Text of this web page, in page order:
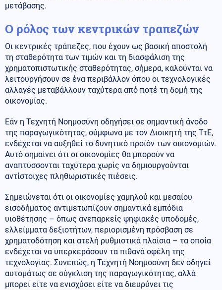
μετάβασης.
Ο ρόλος των κεντρικών τραπεζών
Οι κεντρικές τράπεζες, που έχουν ως βασική αποστολή
τη σταθερότητα των τιμών και τη διασφάλιση της
χρηματοπιστωτικής σταθερότητας, σήμερα, καλούνται να
λειτουργήσουν σε ένα περιβάλλον όπου οι τεχνολογικές
αλλαγές μεταβάλλουν ταχύτερα από ποτέ τη δομή της
οικονομίας.
Εάν η Τεχνητή Νοημοσύνη οδηγήσει σε σημαντική άνοδο
της παραγωγικότητας, σύμφωνα με τον Διοικητή της ΤτΕ,
ενδέχεται να αυξηθεί το δυνητικό προϊόν των οικονομιών.
Αυτό σημαίνει ότι οι οικονομίες θα μπορούν να
αναπτύσσονται ταχύτερα χωρίς να δημιουργούνται
αντίστοιχες πληθωριστικές πιέσεις.
Σημειώνεται ότι οι οικονομίες χαμηλού και μεσαίου
εισοδήματος αντιμετωπίζουν σημαντικά εμπόδια
υιοθέτησης – όπως ανεπαρκείς ψηφιακές υποδομές,
ελλείμματα δεξιοτήτων, περιορισμένη πρόσβαση σε
χρηματοδότηση και ατελή ρυθμιστικά πλαίσια – τα οποία
ενδέχεται να υπερκεράσουν τα πιθανά οφέλη της
τεχνολογίας. Συνεπώς, η Τεχνητή Νοημοσύνη δεν οδηγεί
αυτομάτως σε σύγκλιση της παραγωγικότητας, αλλά
μπορεί είτε να ενισχύσει είτε να διευρύνει τις